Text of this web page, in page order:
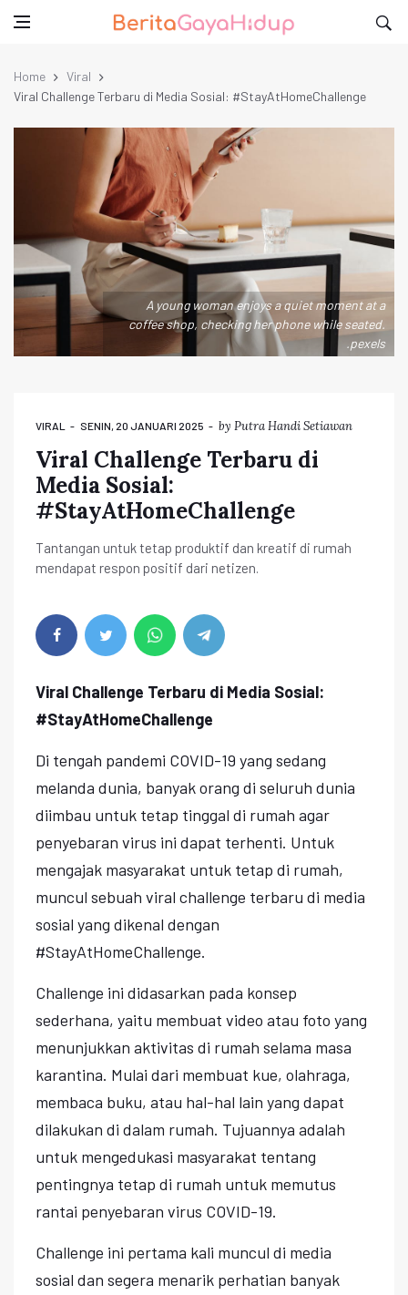
Home
Viral
Viral Challenge Terbaru di Media Sosial: #StayAtHomeChallenge
A young woman enjoys a quiet moment at a
coffee shop, checking her phone while seated.
.pexels
VIRAL SENIN, 20 JANUARI 2025 by Putra Handi Setiawan
Viral Challenge Terbaru di
Media Sosial:
#StayAtHomeChallenge
Tantangan untuk tetap produktif dan kreatif di rumah
mendapat respon positif dari netizen.
Viral Challenge Terbaru di Media Sosial:
#StayAtHomeChallenge
Di tengah pandemi COVID-19 yang sedang
melanda dunia, banyak orang di seluruh dunia
diimbau untuk tetap tinggal di rumah agar
penyebaran virus ini dapat terhenti. Untuk
mengajak masyarakat untuk tetap di rumah,
muncul sebuah viral challenge terbaru di media
sosial yang dikenal dengan
#StayAtHomeChallenge.
Challenge ini didasarkan pada konsep
sederhana, yaitu membuat video atau foto yang
menunjukkan aktivitas di rumah selama masa
karantina. Mulai dari membuat kue, olahraga,
membaca buku, atau hal-hal lain yang dapat
dilakukan di dalam rumah. Tujuannya adalah
untuk mengedukasi masyarakat tentang
pentingnya tetap di rumah untuk memutus
rantai penyebaran virus COVID-19.
Challenge ini pertama kali muncul di media
sosial dan segera menarik perhatian banyak